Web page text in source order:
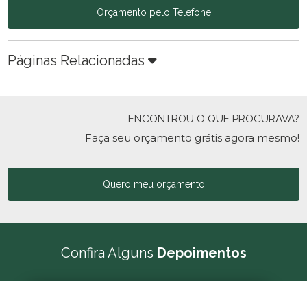
Orçamento pelo Telefone
Páginas Relacionadas
ENCONTROU O QUE PROCURAVA?
Faça seu orçamento grátis agora mesmo!
Quero meu orçamento
Confira Alguns Depoimentos